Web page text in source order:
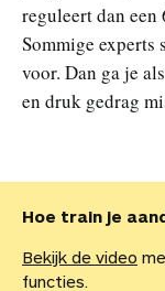
reguleert dan
Sommige
voor. Dan ga je
en druk gedrag
Hoe train je
Bekijk de video
functies.